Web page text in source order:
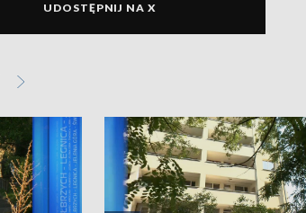
UDOSTĘPNIJ NA X